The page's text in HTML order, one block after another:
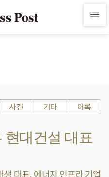
사건 기타 어록
현대건설 대표
대표, 에너지 인프라 기업